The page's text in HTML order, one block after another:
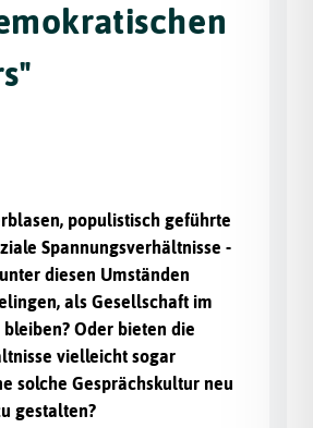
populistisch geführte
Spannungsverhältnisse -
diesen Umständen
als Gesellschaft im
bleiben? Oder bieten die
vielleicht sogar
solche Gesprächskultur neu
gestalten?